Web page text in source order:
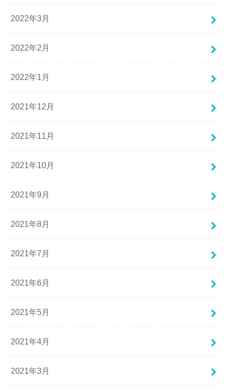
2022年3月
2022年2月
2022年1月
2021年12月
2021年11月
2021年10月
2021年9月
2021年8月
2021年7月
2021年6月
2021年5月
2021年4月
2021年3月